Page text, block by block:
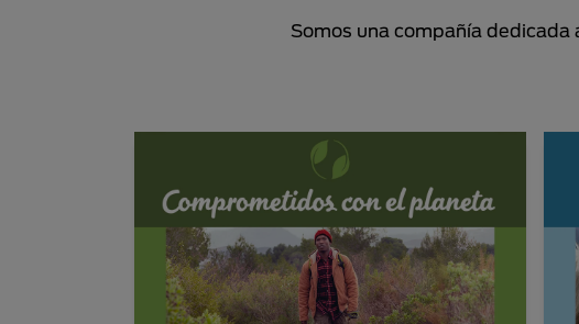
Somos una compañía dedicada